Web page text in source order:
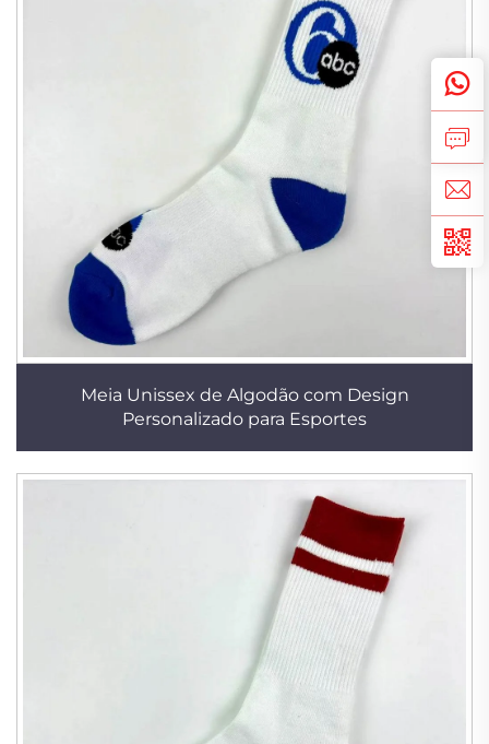
Meia Unissex de Algodão com Design
Personalizado para Esportes